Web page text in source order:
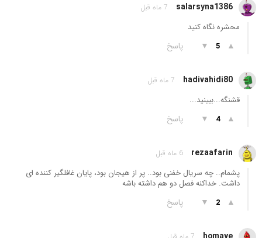
salarsyna1386 7 ماه قبل
محشره نگاه کنید
▲
5
▼ پاسخ
hadivahidi80 7 ماه قبل
قشنگه...ببینید...
▲
4
▼ پاسخ
rezaafarin 6 ماه قبل
پشمام.. چه سریال خفنی بود.. پر از هیجان بود، پایان غافلگیر کننده ای
داشت. خداکنه فصل دو هم داشته باشه
▲
2
▼ پاسخ